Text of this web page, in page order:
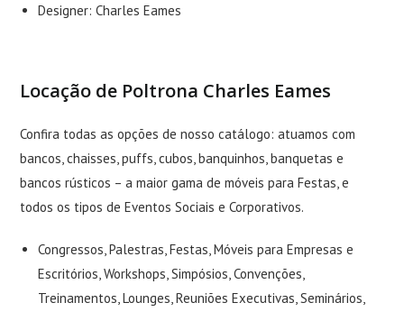
Designer:Charles Eames
Locação de Poltrona Charles Eames
Confira todas as opções de nosso catálogo: atuamos com
bancos, chaisses, puffs, cubos, banquinhos, banquetas e
bancos rústicos – a maior gama de móveis para Festas, e
todos os tipos de Eventos Sociais e Corporativos.
Congressos, Palestras, Festas, Móveis para Empresas e
Escritórios, Workshops, Simpósios, Convenções,
Treinamentos, Lounges, Reuniões Executivas, Seminários,